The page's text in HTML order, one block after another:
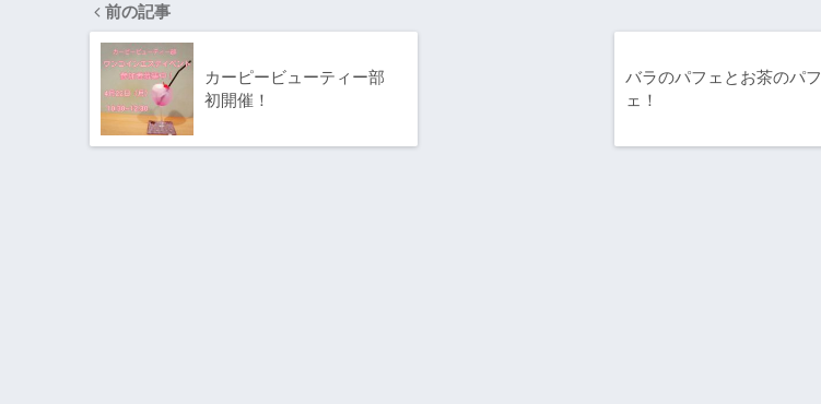
前の記事
カーピービューティー部
初開催！
バラのパフェとお茶のパフ
ェ！